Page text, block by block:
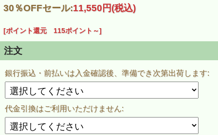
30％OFFセール:11,550円(税込)
[ポイント還元 115ポイント～]
注文
銀行振込・前払いは入金確認後、準備でき次第出荷します:
代金引換はご利用いただけません: